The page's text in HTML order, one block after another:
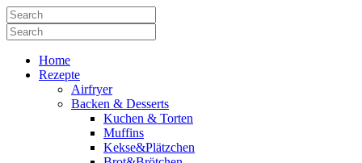
Home
Rezepte
Airfryer
Backen & Desserts
Kuchen & Torten
Muffins
Kekse&Plätzchen